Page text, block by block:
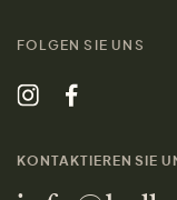
FOLGEN SIE UNS
KONTAKTIEREN SIE